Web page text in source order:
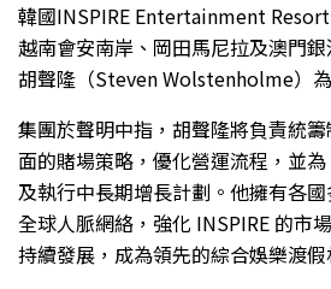
韓國INSPIRE Entertainment
越南會安南岸、岡田馬尼拉及澳門
胡聲隆（Steven Wolstenholme）
集團於聲明中指，胡聲隆將負責統
面的賭場策略，優化營運流程，並
及執行中長期增長計劃。他擁有各
全球人脈網絡，強化 INSPIRE 的市
持續發展，成為領先的綜合娛樂渡假